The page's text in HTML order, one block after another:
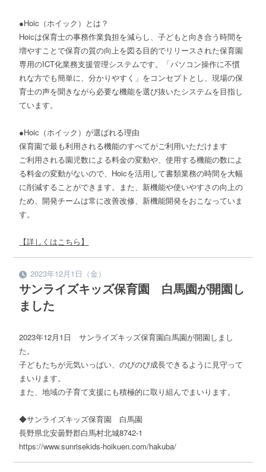
●Hoic（ホイック）とは？
Hoicは保育士の事務作業負担を減らし、子どもと向き合う時間を
増やすことで保育の質の向上を図る目的でリリースされた保育園
専用のICT化業務支援管理システムです。「パソコン操作に不慣
れな方でも簡単に、分かりやすく」をコンセプトとし、現場の保
育士の声を聞きながら必要な機能を選び抜いたシステムを目指し
ています。
●Hoic（ホイック）が選ばれる理由
保育園で最も利用される機能のすべてがご利用いただけます
ご利用される園児数による料金の変動や、使用する機能の数によ
る料金の変動がないので、Hoicを活用して書類業務の時間を大幅
に削減することができます。また、新機能や使いやすさの向上の
ため、開発チームは常に改善改修、新機能開発をおこなっていま
す。
【詳しくはこちら】
2023年12月1日（金）
サンライズキッズ保育園 白馬園が開園し
ました
2023年12月1日 サンライズキッズ保育園白馬園が開園しまし
た。
子どもたちが元気いっぱい、のびのび成長できるように見守って
まいります。
また、地域の子育て支援にも積極的に取り組んでまいります。
◆サンライズキッズ保育園 白馬園
長野県北安曇野郡白馬村北城8742-1
https://www.sunrisekids-hoikuen.com/hakuba/